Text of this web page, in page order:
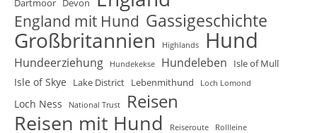
Dartmoor Devon
England mit Hund Gassigeschichte
Großbritannien Highlands Hund
Hundeerziehung Hundekekse Hundeleben Isle of Mull
Isle of Skye Lake District Lebenmithund Loch Lomond
Loch Ness National Trust Reisen
Reisen mit Hund Reiseroute Rollleine